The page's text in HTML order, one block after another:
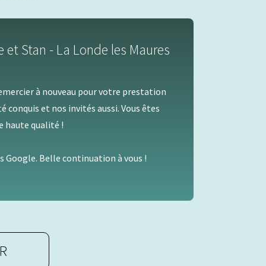
et Stan - La Londe les Maures
à nouveau pour votre prestation
conquis et nos invités aussi. Vous êtes
haute qualité !
Google. Belle continuation à vous !